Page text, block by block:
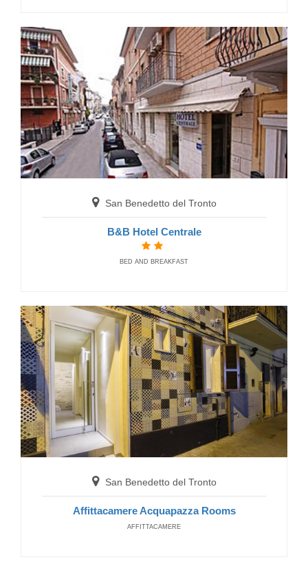
San Benedetto del Tronto
Residence Cristallo
RESIDENCE
San Benedetto del Tronto
Residence Mediterraneo
RESIDENCE
San Benedetto del Tronto
B&B Hotel Centrale
BED AND BREAKFAST
San Benedetto del Tronto
Affittacamere Acquapazza Rooms
AFFITTACAMERE